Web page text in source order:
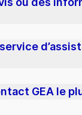
GEA le